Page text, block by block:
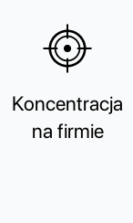
Koncentracja
na firmie